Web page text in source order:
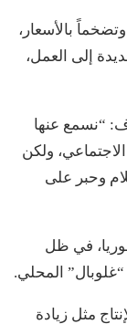
بالأسعار،
إلى العمل،
“نسمع عنها
ولكن
وحبر على
في ظل
المحلي.
مثل زيادة